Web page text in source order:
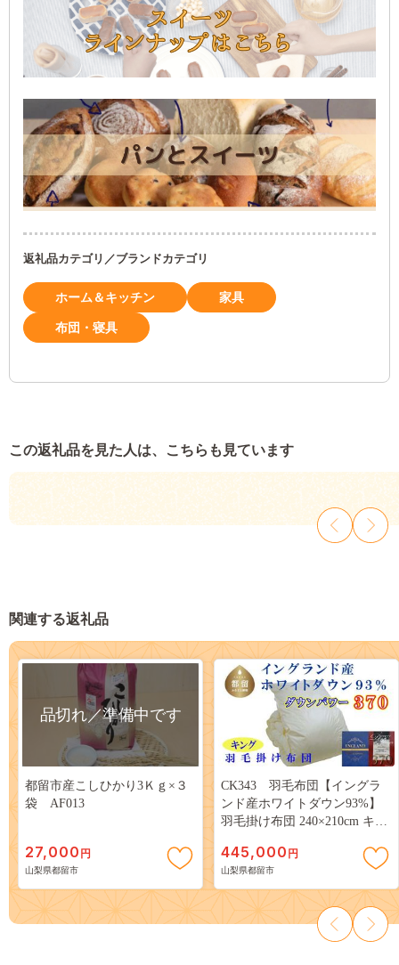
返礼品カテゴリ／ブランドカテゴリ
ホーム＆キッチン 家具
布団・寝具
この返礼品を見た人は、こちらも見ています
関連する返礼品
品切れ／準備中です
都留市産こしひかり3Ｋｇ×３
袋 AF013
27,000 円
山梨県都留市
CK343 羽毛布団【イングラ
ンド産ホワイトダウン93%】
羽毛掛け布団 240×210cm キン
445,000 円
山梨県都留市